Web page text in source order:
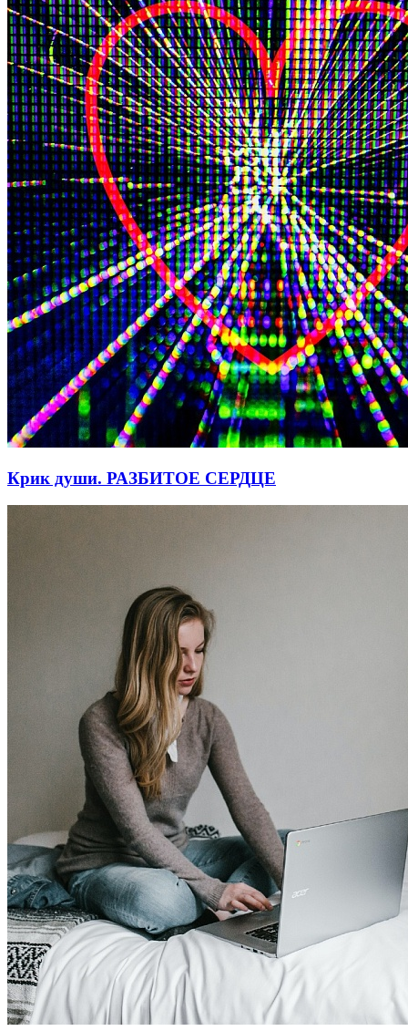
Крик души. РАЗБИТОЕ СЕРДЦЕ